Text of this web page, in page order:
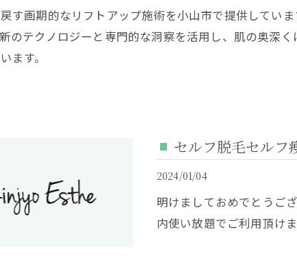
す画期的なリフトアップ施術を小山市で提供してい
のテクノロジーと専門的な洞察を活用し、肌の奥深
ます。
セルフ脱毛セルフ
2024/01/04
明けましておめでとうご
内使い放題でご利用頂けま